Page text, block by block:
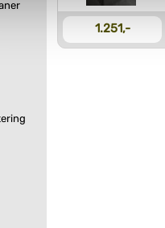
se mere om, hvordan vi
1.251,-